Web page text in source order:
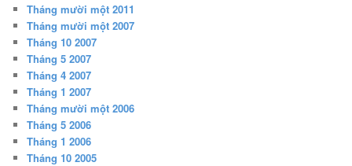
Tháng mười một 2011
Tháng mười một 2007
Tháng 10 2007
Tháng 5 2007
Tháng 4 2007
Tháng 1 2007
Tháng mười một 2006
Tháng 5 2006
Tháng 1 2006
Tháng 10 2005